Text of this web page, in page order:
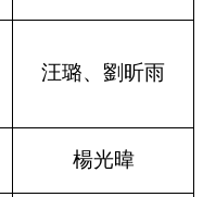
汪璐、劉昕雨
楊光暐